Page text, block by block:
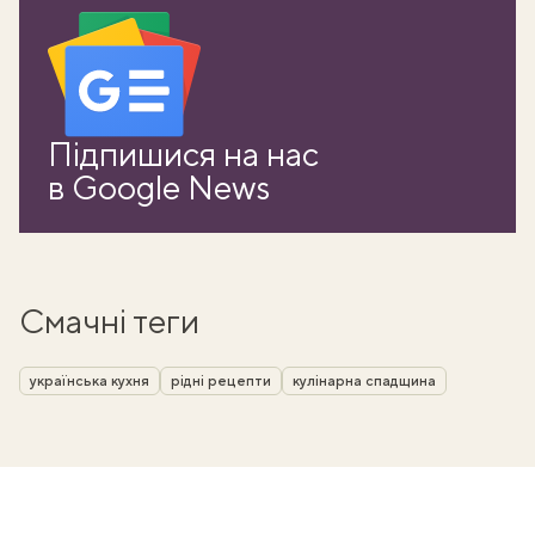
Підпишися на нас
в Google News
Смачні теги
українська кухня рідні рецепти кулінарна спадщина